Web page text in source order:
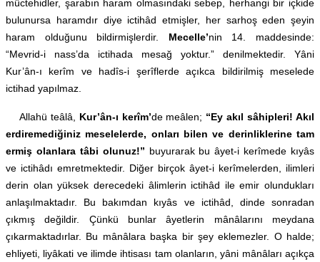
müctehidler, şarabın haram olmasındaki sebep, herhangi bir içkide
bulunursa haramdır diye ictihâd etmişler, her sarhoş eden şeyin
haram olduğunu bildirmişlerdir. Mecelle’nin 14. maddesinde:
“Mevrid-i nass’da ictihada mesağ yoktur.” denilmektedir. Yâni
Kur’ân-ı kerîm ve hadîs-i şerîflerde açıkca bildirilmiş meselede
ictihad yapılmaz.
Allahü teâlâ, Kur’ân-ı kerîm’de meâlen; “Ey akıl sâhipleri! Akıl
erdiremediğiniz meselelerde, onları bilen ve derinliklerine tam
ermiş olanlara tâbi olunuz!” buyurarak bu âyet-i kerîmede kıyâs
ve ictihâdı emretmektedir. Diğer birçok âyet-i kerîmelerden, ilimleri
derin olan yüksek derecedeki âlimlerin ictihâd ile emir olundukları
anlaşılmaktadır. Bu bakımdan kıyâs ve ictihâd, dinde sonradan
çıkmış değildir. Çünkü bunlar âyetlerin mânâlarını meydana
çıkarmaktadırlar. Bu mânâlara başka bir şey eklemezler. O halde;
ehliyeti, liyâkati ve ilimde ihtisası tam olanların, yâni mânâları açıkça